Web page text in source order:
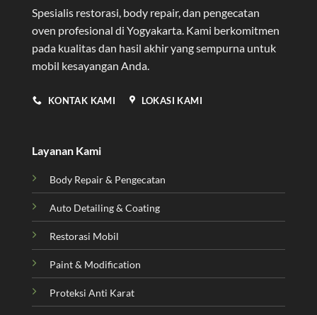
Spesialis restorasi, body repair, dan pengecatan
oven profesional di Yogyakarta. Kami berkomitmen
pada kualitas dan hasil akhir yang sempurna untuk
mobil kesayangan Anda.
KONTAK KAMI LOKASI KAMI
Layanan Kami
Body Repair & Pengecatan
Auto Detailing & Coating
Restorasi Mobil
Paint & Modification
Proteksi Anti Karat